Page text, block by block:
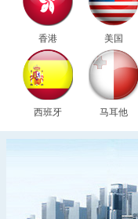
香港 美国
西班牙 马耳他